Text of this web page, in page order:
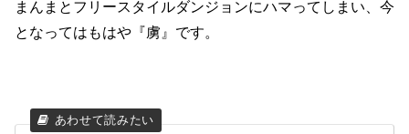
まんまとフリースタイルダンジョンにハマってしまい、今
となってはもはや『虜』です。